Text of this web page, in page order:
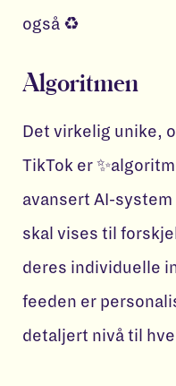
også ♻️
Algoritmen
Det virkelig unike,
TikTok er
avansert AI-
skal vises til
deres individuelle
feeden er
detaljert nivå til